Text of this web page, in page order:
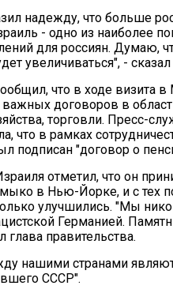
надежду, что больше
- одно из наиболее
для россиян. Думаю,
увеличиваться", - сказал
что в ходе визита
договоров в
торговли. Пресс-
что в рамках
подписан "договор о
отметил, что он
в Нью-Йорке, и с тех
улучшились. "Мы
Германией.
глава правительства.
нашими странами
СССР".